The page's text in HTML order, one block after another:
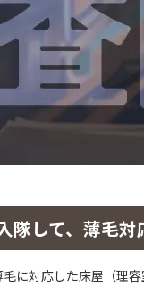
隊して、薄毛対
毛に対応した床屋（理